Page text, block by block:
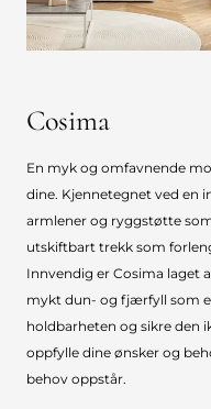
Cosima
En myk og omfavnende
dine. Kjennetegnet ved en
armlener og ryggstøtte
utskiftbart trekk som
Innvendig er Cosima laget
mykt dun- og fjærfyll som
holdbarheten og sikre den
oppfylle dine ønsker og
behov oppstår.